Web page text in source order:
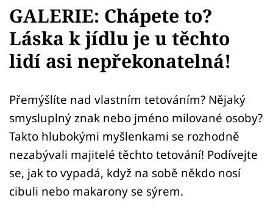
Témata
Showbyznys
Youtubeři
Virály
Sex a vztahy
Videa
GALERIE: Chápete to?
Láska k jídlu je u těchto
lidí asi nepřekonatelná!
Přemýšlíte nad vlastním tetováním? Nějaký
smysluplný znak nebo jméno milované osoby?
Takto hlubokými myšlenkami se rozhodně
nezabývali majitelé těchto tetování! Podívejte
se, jak to vypadá, když na sobě někdo nosí
cibuli nebo makarony se sýrem.